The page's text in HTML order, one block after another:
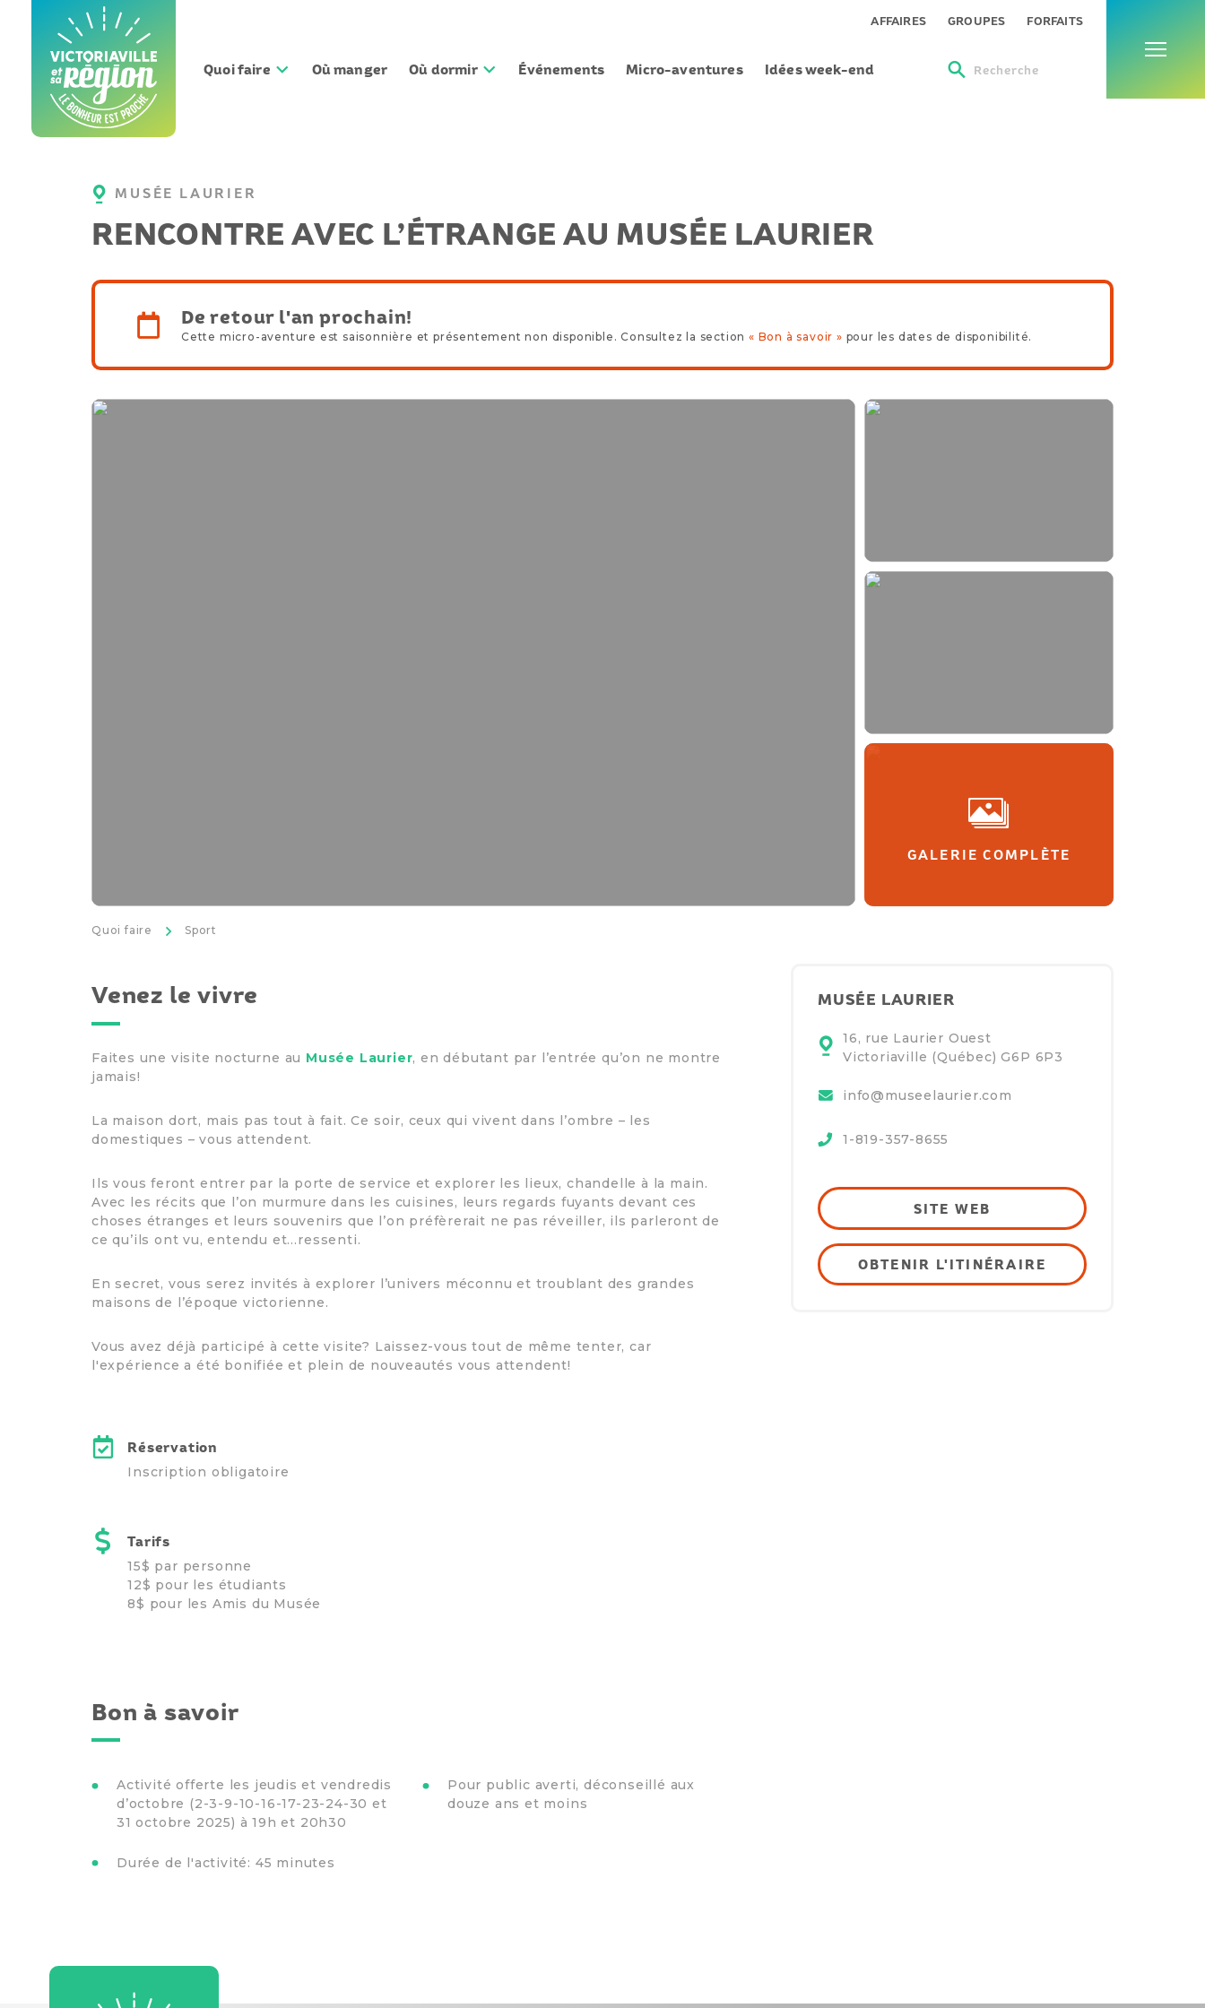
contenu
Menu
Quoi faire Où manger Où dormir Événements Micro-aventures Idées week-end
AFFAIRES GROUPES FORFAITS
Recherche
MUSÉE LAURIER
RENCONTRE AVEC L’ÉTRANGE AU MUSÉE LAURIER
De retour l'an prochain!
Cette micro-aventure est saisonnière et présentement non disponible. Consultez la section « Bon à savoir » pour les dates de disponibilité.
GALERIE COMPLÈTE
Quoi faire >
Sport
MUSÉE LAURIER
16, rue Laurier Ouest
Victoriaville (Québec)G6P 6P3
info@museelaurier.com
1-819-357-8655
SITE WEB
OBTENIR L'ITINÉRAIRE
Venez le vivre
Faites une visite nocturne au Musée Laurier, en débutant par l’entrée qu’on ne montre
jamais!
La maison dort, mais pas tout à fait. Ce soir, ceux qui vivent dans l’ombre – les
domestiques – vous attendent.
Ils vous feront entrer par la porte de service et explorer les lieux, chandelle à la main.
Avec les récits que l’on murmure dans les cuisines, leurs regards fuyants devant ces
choses étranges et leurs souvenirs que l’on préfèrerait ne pas réveiller, ils parleront de
ce qu’ils ont vu, entendu et…ressenti.
En secret, vous serez invités à explorer l’univers méconnu et troublant des grandes
maisons de l’époque victorienne.
Vous avez déjà participé à cette visite? Laissez-vous tout de même tenter, car
l'expérience a été bonifiée et plein de nouveautés vous attendent!
Réservation
Inscription obligatoire
Tarifs
15$ par personne
12$ pour les étudiants
8$ pour les Amis du Musée
Bon à savoir
Activité offerte les jeudis et vendredis
d’octobre (2-3-9-10-16-17-23-24-30 et
31 octobre 2025) à 19h et 20h30
Durée de l'activité: 45 minutes
Pour public averti, déconseillé aux
douze ans et moins